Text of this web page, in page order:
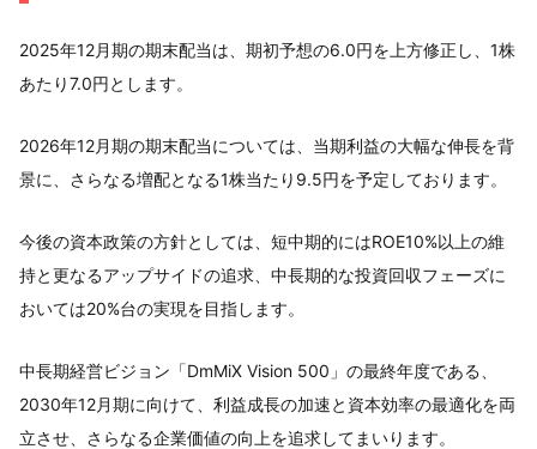
2025年12月期の期末配当は、期初予想の6.0円を上方修正し、1株
あたり7.0円とします。
2026年12月期の期末配当については、当期利益の大幅な伸長を背
景に、さらなる増配となる1株当たり9.5円を予定しております。
今後の資本政策の方針としては、短中期的にはROE10%以上の維
持と更なるアップサイドの追求、中長期的な投資回収フェーズに
おいては20%台の実現を目指します。
中長期経営ビジョン「DmMiX Vision 500」の最終年度である、
2030年12月期に向けて、利益成長の加速と資本効率の最適化を両
立させ、さらなる企業価値の向上を追求してまいります。